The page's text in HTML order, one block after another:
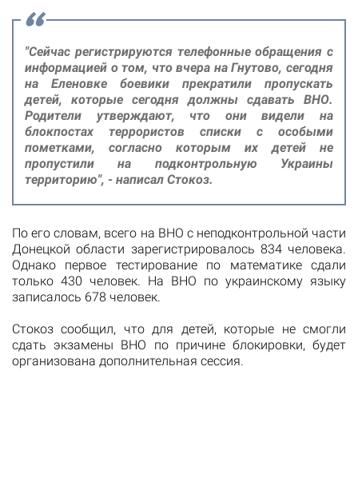
"Сейчас регистрируются телефонные обращения с
информацией о том, что вчера на Гнутово, сегодня
на Еленовке боевики прекратили пропускать
детей, которые сегодня должны сдавать ВНО.
Родители утверждают, что они видели на
блокпостах террористов списки с особыми
пометками, согласно которым их детей не
пропустили на подконтрольную Украины
территорию", - написал Стокоз.
По его словам, всего на ВНО с неподконтрольной части
Донецкой области зарегистрировалось 834 человека.
Однако первое тестирование по математике сдали
только 430 человек. На ВНО по украинскому языку
записалось 678 человек.
Стокоз сообщил, что для детей, которые не смогли
сдать экзамены ВНО по причине блокировки, будет
организована дополнительная сессия.